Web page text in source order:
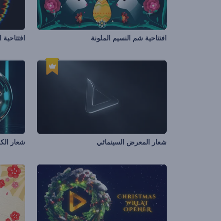
افتتاحية شم النسيم الملونة
شعار المعرض السينمائي شعار